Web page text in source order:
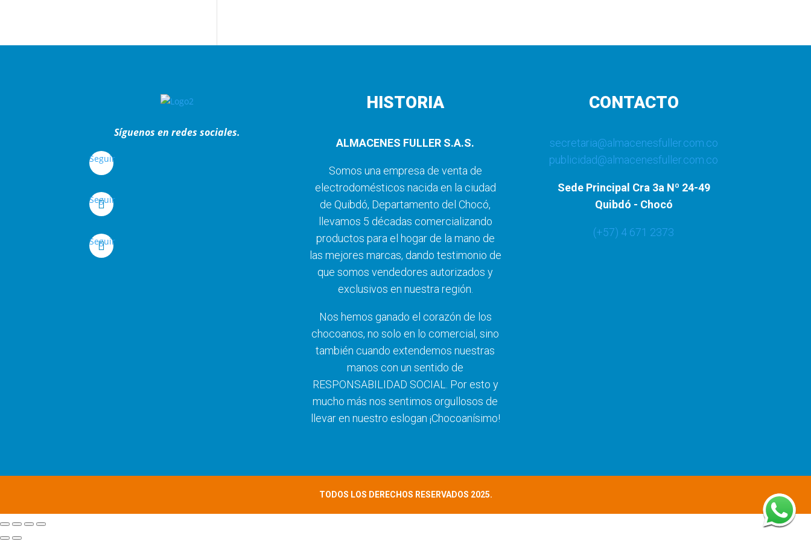
Síguenos en redes sociales.
Seguir
Seguir
Seguir
HISTORIA
ALMACENES FULLER S.A.S.
Somos una empresa de venta de
electrodomésticos nacida en la ciudad
de Quibdó, Departamento del Chocó,
llevamos 5 décadas comercializando
productos para el hogar de la mano de
las mejores marcas, dando testimonio de
que somos vendedores autorizados y
exclusivos en nuestra región.
Nos hemos ganado el corazón de los
chocoanos, no solo en lo comercial, sino
también cuando extendemos nuestras
manos con un sentido de
RESPONSABILIDAD SOCIAL. Por esto y
mucho más nos sentimos orgullosos de
llevar en nuestro eslogan ¡Chocoanísimo!
CONTACTO
secretaria@almacenesfuller.com.co
publicidad@almacenesfuller.com.co
Sede Principal Cra 3a Nº 24-49
Quibdó - Chocó
(+57) 4 671 2373
TODOS LOS DERECHOS RESERVADOS 2025.